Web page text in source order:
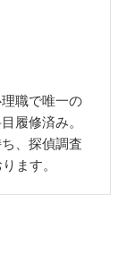
職で唯一の
履修済み。
、探偵調査
ます。